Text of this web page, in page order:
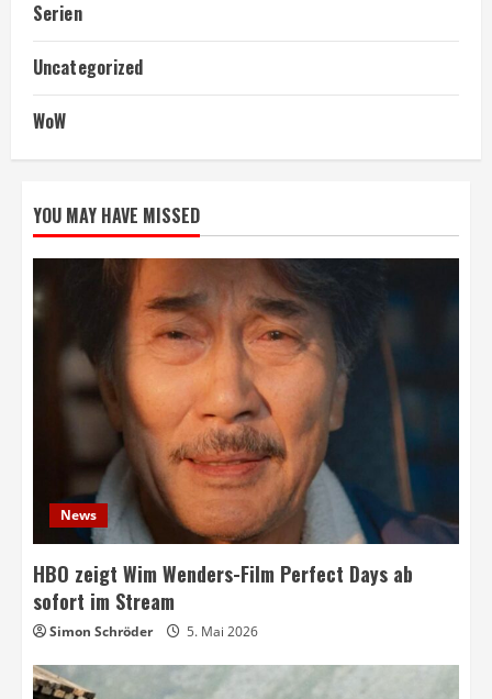
Serien
Uncategorized
WoW
YOU MAY HAVE MISSED
News
HBO zeigt Wim Wenders-Film Perfect Days ab
sofort im Stream
Simon Schröder 5. Mai 2026